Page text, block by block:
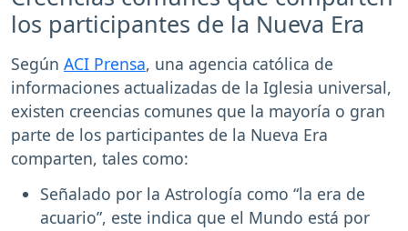
los participantes de la Nueva Era
Según ACI Prensa, una agencia católica de
informaciones actualizadas de la Iglesia universal,
existen creencias comunes que la mayoría o gran
parte de los participantes de la Nueva Era
comparten, tales como:
Señalado por la Astrología como “la era de
acuario”, este indica que el Mundo está por